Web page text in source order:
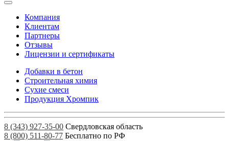
Компания
Клиентам
Партнеры
Отзывы
Лицензии и сертификаты
Добавки в бетон
Строительная химия
Сухие смеси
Продукция Хромпик
8 (343) 927-35-00 Свердловская область
8 (800) 511-80-77 Бесплатно по РФ